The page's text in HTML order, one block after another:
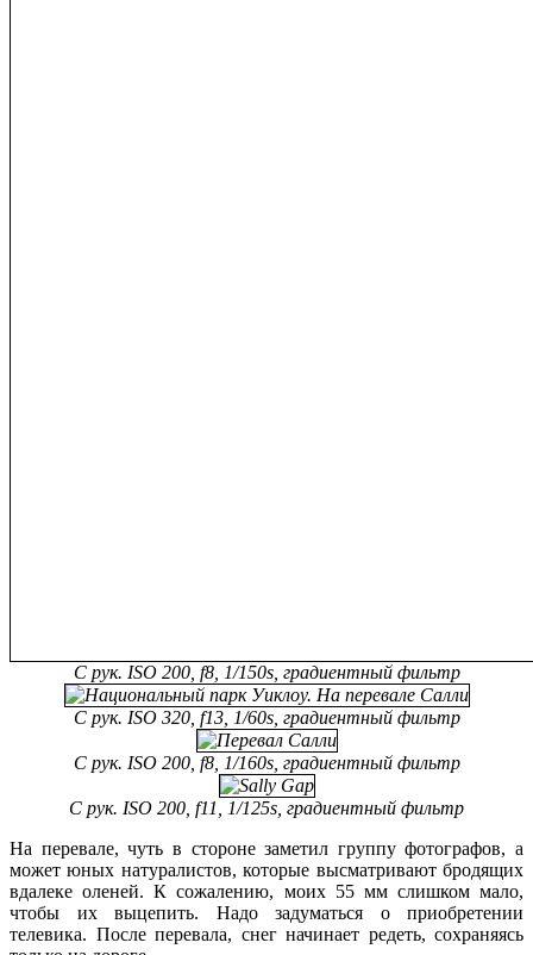
С рук. ISO 200, f8, 1/150s, градиентный фильтр
С рук. ISO 320, f13, 1/60s, градиентный фильтр
С рук. ISO 200, f8, 1/160s, градиентный фильтр
С рук. ISO 200, f11, 1/125s, градиентный фильтр
На перевале, чуть в стороне заметил группу фотографов, а
может юных натуралистов, которые высматривают бродящих
вдалеке оленей. К сожалению, моих 55 мм слишком мало,
чтобы их выцепить. Надо задуматься о приобретении
телевика. После перевала, снег начинает редеть, сохраняясь